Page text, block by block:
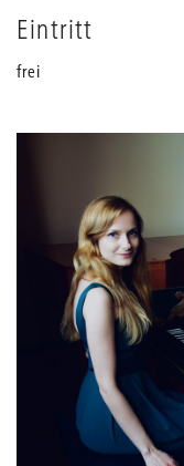
Eintritt
frei